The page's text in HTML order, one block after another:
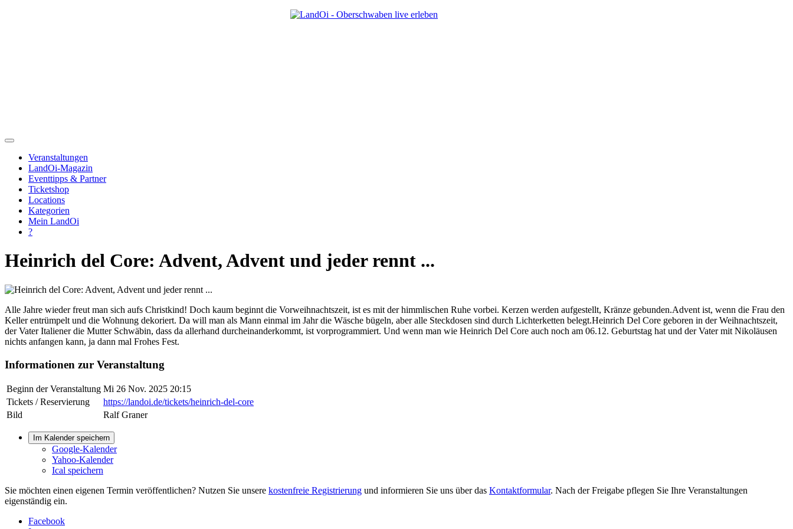
Veranstaltungen
LandOi-Magazin
Eventtipps & Partner
Ticketshop
Locations
Kategorien
Mein LandOi
?
Heinrich del Core: Advent, Advent und jeder rennt ...
Alle Jahre wieder freut man sich aufs Christkind! Doch kaum beginnt die Vorweihnachtszeit, ist es mit der himmlischen Ruhe vorbei. Kerzen werden aufgestellt, Kränze gebunden.Advent ist, wenn die Frau den
Keller entrümpelt und die Wohnung dekoriert. Da will man als Mann einmal im Jahr die Wäsche bügeln, aber alle Steckdosen sind durch Lichterketten belegt.Heinrich Del Core geboren in der Weihnachtszeit,
der Vater Italiener die Mutter Schwäbin, dass da allerhand durcheinanderkommt, ist vorprogrammiert. Und wenn man wie Heinrich Del Core auch noch am 06.12. Geburtstag hat und der Vater mit Nikoläusen
nichts anfangen kann, ja dann mal Frohes Fest.
Informationen zur Veranstaltung
Beginn der Veranstaltung Mi 26 Nov. 2025 20:15
Tickets / Reservierung
https://landoi.de/tickets/heinrich-del-core
Bild
Ralf Graner
Im Kalender speichern
Google-Kalender
Yahoo-Kalender
Ical speichern
Sie möchten einen eigenen Termin veröffentlichen? Nutzen Sie unsere kostenfreie Registrierung und informieren Sie uns über das Kontaktformular. Nach der Freigabe pflegen Sie Ihre Veranstaltungen
eigenständig ein.
Facebook